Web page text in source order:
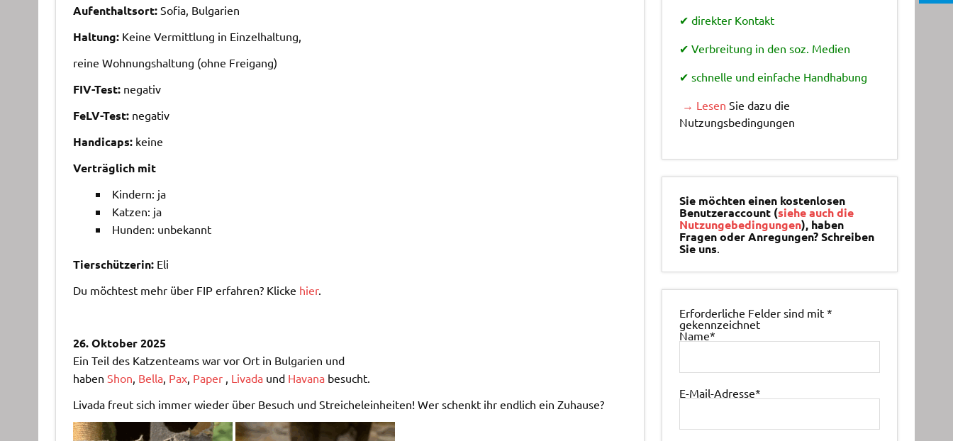
Aufenthaltsort:Sofia, Bulgarien
Haltung: Keine Vermittlung in Einzelhaltung,
reine Wohnungshaltung (ohne Freigang)
FIV-Test:negativ
FeLV-Test:negativ
Handicaps:keine
Verträglich mit
Kindern: ja
Katzen: ja
Hunden: unbekannt
Tierschützerin:Eli
Du möchtest mehr über FIP erfahren? Klicke hier.
26. Oktober 2025
Ein Teil des Katzenteams war vor Ort in Bulgarien und
haben Shon Bella, Pax, Paper, Livadaund Havanabesucht.
Livada freut sich immer wieder über Besuch und Streicheleinheiten! Wer schenkt ihr endlich ein Zuhause?
✔ direkter Kontakt
✔ Verbreitung in den soz. Medien
✔ schnelle und einfache Handhabung
→ Lesen Sie dazu die
Nutzungsbedingungen
Sie möchten einen kostenlosen
Benutzeraccount (siehe auch die
Nutzungebedingungen), haben
Fragen oder Anregungen? Schreiben
Sie uns.
Erforderliche Felder sind mit*
gekennzeichnet
Name*
E-Mail-Adresse*